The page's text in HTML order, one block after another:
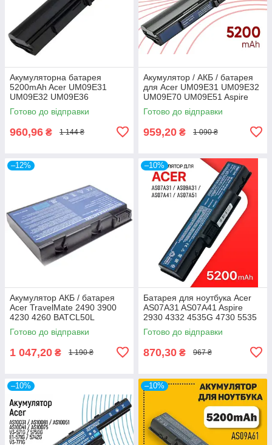
Акумуляторна батарея
5200mAh Acer UM09E31
UM09E32 UM09E36
UM09E51 UM09E56
UM09E71 UM09E75
Готово до відправки
960,96 ₴ 1 144 ₴
Акумулятор / АКБ / батарея
для Acer UM09E31 UM09E32
UM09E70 UM09E51 Aspire
1410 1810TZ One 200 752H
521H 752H
Готово до відправки
959,20 ₴ 1 090 ₴
–12%
Акумулятор АКБ / батарея
Acer TravelMate 2490 3900
4230 4260 BATCL50L
BATCL50L4 BATCL50L6
BATBL50L4 5200mAh
Готово до відправки
1 047,20 ₴ 1 190 ₴
–10%
Батарея для ноутбука Acer
AS07A31 AS07A41 Aspire
2930 4332 4535G 4730 5535
5536 5735Z AS5740
Готово до відправки
870,30 ₴ 967 ₴
–10% –10%